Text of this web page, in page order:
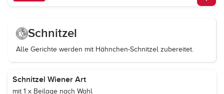
Schnitzel
Alle Gerichte werden mit Hähnchen-Schnitzel zubereitet.
Schnitzel Wiener Art
mit 1 x Beilage nach Wahl